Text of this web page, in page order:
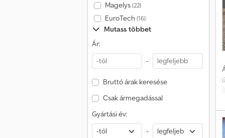
Magelys(22)
EuroTech (16)
Mutass többet
Ár:
-
Bruttó árak keresése
Csak ármegadással
Gyártási év:
-